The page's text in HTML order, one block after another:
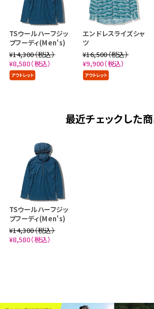
TSウールハーフジッ
プフーディ(Men's)
¥14,300（税込）
¥8,580（税込）
エンドレスライズシャ
ツ
¥16,500（税込）
¥9,900（税込）
最近チェックした
TSウールハーフジッ
プフーディ(Men's)
¥14,300（税込）
¥8,580（税込）